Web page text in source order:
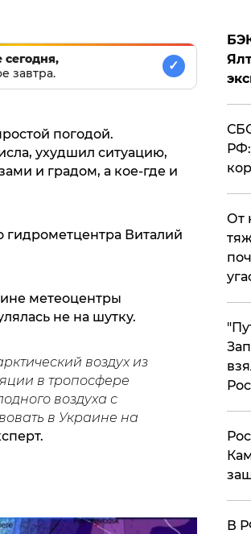
сегодня,
завтра.
✓
погодой.
ухудшил ситуацию,
и градом, а кое-где и
гидрометцентра Виталий
метеоцентры
не на шутку.
воздух из
в тропосфере
воздуха с
в Украине на
От
​В